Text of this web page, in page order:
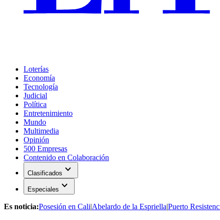
Loterías
Economía
Tecnología
Judicial
Política
Entretenimiento
Mundo
Multimedia
Opinión
500 Empresas
Contenido en Colaboración
Clasificados expand_more
Especiales expand_more
Es noticia:Posesión en Cali|Abelardo de la Espriella|Puerto